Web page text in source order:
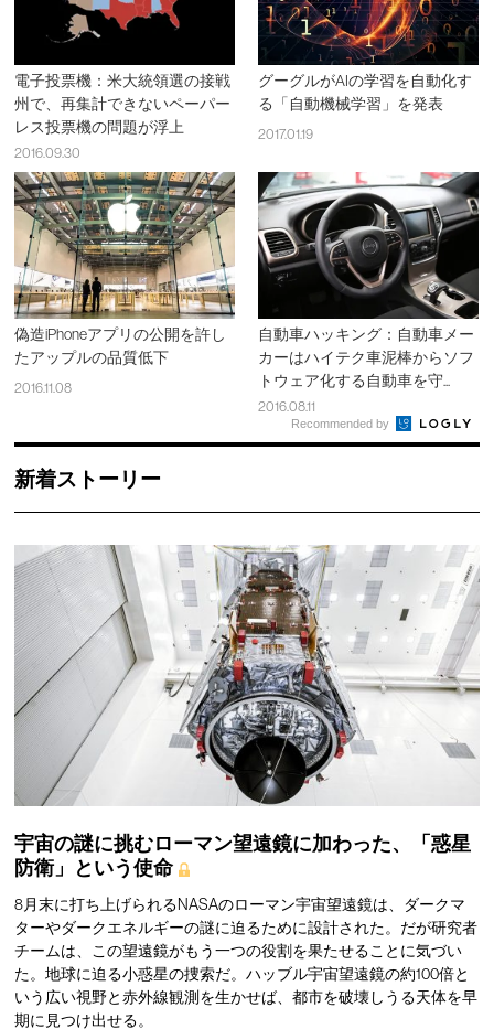
電子投票機：米大統領選の接戦
州で、再集計できないペーパー
レス投票機の問題が浮上
2016.09.30
グーグルがAIの学習を自動化す
る「自動機械学習」を発表
2017.01.19
偽造iPhoneアプリの公開を許し
たアップルの品質低下
2016.11.08
自動車ハッキング：自動車メー
カーはハイテク車泥棒からソフ
トウェア化する自動車を守...
2016.08.11
Recommended by
新着ストーリー
宇宙の謎に挑むローマン望遠鏡に加わった、「惑星
防衛」という使命
8月末に打ち上げられるNASAのローマン宇宙望遠鏡は、ダークマ
ターやダークエネルギーの謎に迫るために設計された。だが研究者
チームは、この望遠鏡がもう一つの役割を果たせることに気づい
た。地球に迫る小惑星の捜索だ。ハッブル宇宙望遠鏡の約100倍と
いう広い視野と赤外線観測を生かせば、都市を破壊しうる天体を早
期に見つけ出せる。